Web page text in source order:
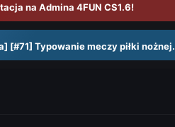
na Admina 4FUN CS1.6!
[#71] Typowanie meczy piłki nożnej.